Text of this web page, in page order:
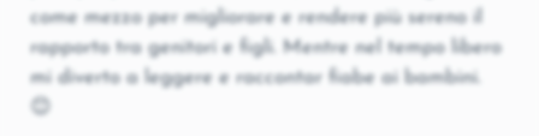
come mezzo per migliorare e rendere più sereno il
rapporto tra genitori e figli. Mentre nel tempo libero
mi diverto a leggere e raccontar fiabe ai bambini.
😊